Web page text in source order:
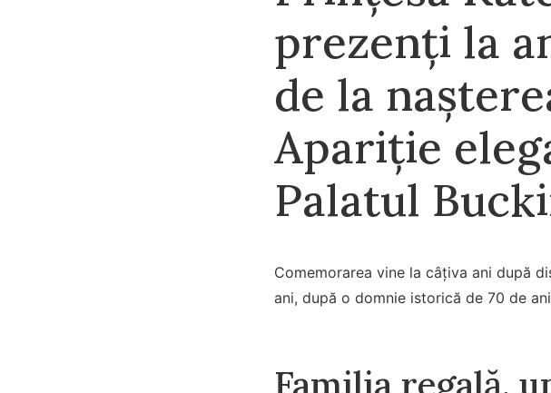
prezenți la
de la
Apariție
Palatul
Comemorarea vine la câțiva ani după
ani, după o domnie istorică de 70 de